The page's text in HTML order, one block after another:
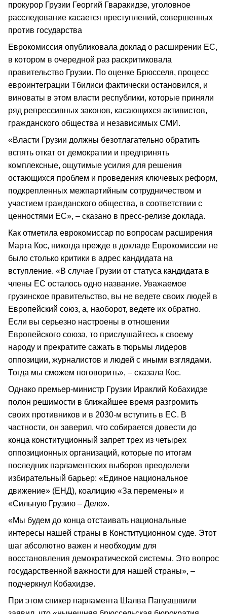
прокурор Грузии Георгий Гваракидзе, уголовное
расследование касается преступлений, совершенных
против государства
Еврокомиссия опубликовала доклад о расширении ЕС,
в котором в очередной раз раскритиковала
правительство Грузии. По оценке Брюсселя, процесс
евроинтеграции Тбилиси фактически остановился, и
виноваты в этом власти республики, которые приняли
ряд репрессивных законов, касающихся активистов,
гражданского общества и независимых СМИ.
«Власти Грузии должны безотлагательно обратить
вспять откат от демократии и предпринять
комплексные, ощутимые усилия для решения
остающихся проблем и проведения ключевых реформ,
подкрепленных межпартийным сотрудничеством и
участием гражданского общества, в соответствии с
ценностями ЕС», – сказано в пресс-релизе доклада.
Как отметила еврокомиссар по вопросам расширения
Марта Кос, никогда прежде в докладе Еврокомиссии не
было столько критики в адрес кандидата на
вступление. «В случае Грузии от статуса кандидата в
члены ЕС осталось одно название. Уважаемое
грузинское правительство, вы не ведете своих людей в
Европейский союз, а, наоборот, ведете их обратно.
Если вы серьезно настроены в отношении
Европейского союза, то прислушайтесь к своему
народу и прекратите сажать в тюрьмы лидеров
оппозиции, журналистов и людей с иными взглядами.
Тогда мы сможем поговорить», – сказала Кос.
Однако премьер-министр Грузии Ираклий Кобахидзе
полон решимости в ближайшее время разгромить
своих противников и в 2030-м вступить в ЕС. В
частности, он заверил, что собирается довести до
конца конституционный запрет трех из четырех
оппозиционных организаций, которые по итогам
последних парламентских выборов преодолели
избирательный барьер: «Единое национальное
движение» (ЕНД), коалицию «За перемены» и
«Сильную Грузию – Дело».
«Мы будем до конца отстаивать национальные
интересы нашей страны в Конституционном суде. Этот
шаг абсолютно важен и необходим для
восстановления демократической системы. Это вопрос
государственной важности для нашей страны», –
подчеркнул Кобахидзе.
При этом спикер парламента Шалва Папуашвили